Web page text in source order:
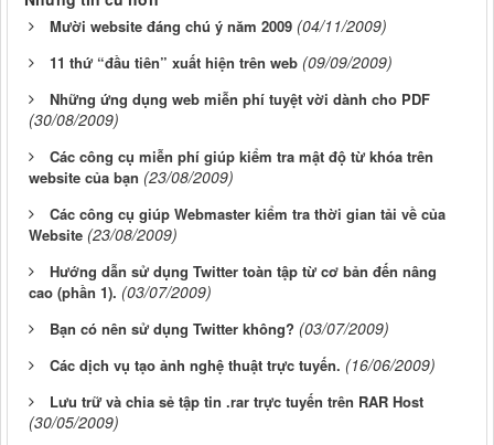
Mười website đáng chú ý năm 2009 (04/11/2009)
11 thứ “đầu tiên” xuất hiện trên web (09/09/2009)
Những ứng dụng web miễn phí tuyệt vời dành cho PDF
(30/08/2009)
Các công cụ miễn phí giúp kiểm tra mật độ từ khóa trên
website của bạn (23/08/2009)
Các công cụ giúp Webmaster kiểm tra thời gian tải về của
Website (23/08/2009)
Hướng dẫn sử dụng Twitter toàn tập từ cơ bản đến nâng
cao (phần 1). (03/07/2009)
Bạn có nên sử dụng Twitter không? (03/07/2009)
Các dịch vụ tạo ảnh nghệ thuật trực tuyến. (16/06/2009)
Lưu trữ và chia sẻ tập tin .rar trực tuyến trên RAR Host
(30/05/2009)